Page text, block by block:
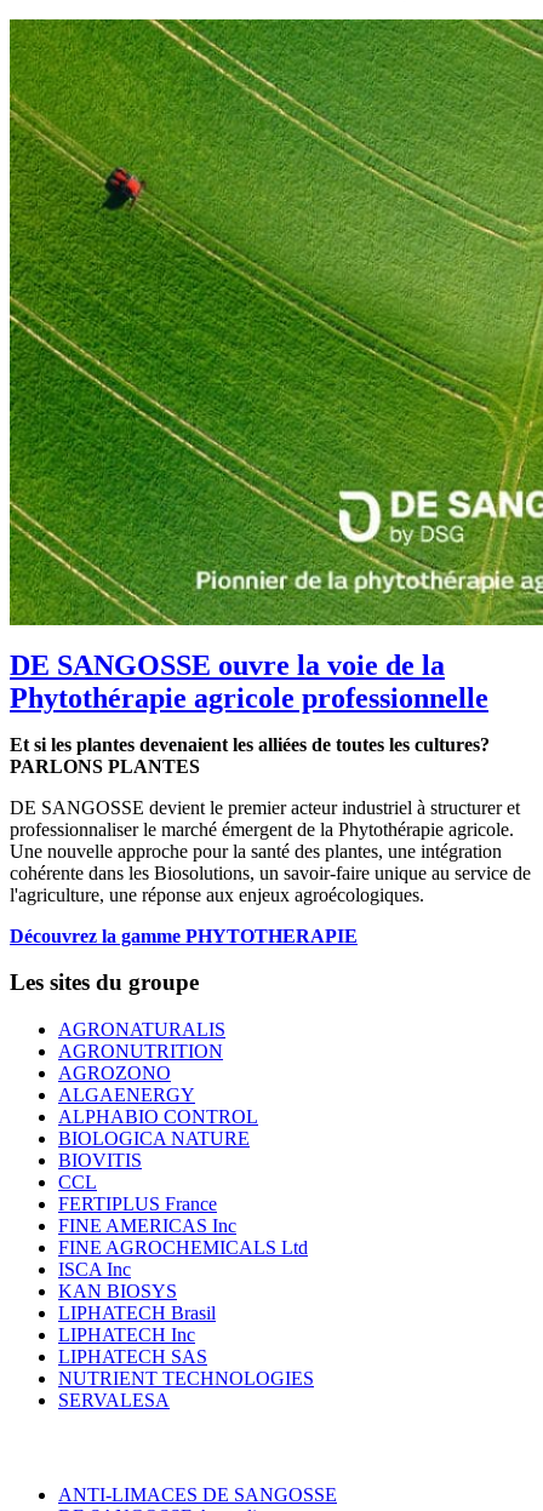
DE SANGOSSE ouvre la voie de la
Phytothérapie agricole professionnelle
Et si les plantes devenaient les alliées de toutes les cultures?
PARLONS PLANTES
DE SANGOSSE devient le premier acteur industriel à structurer et
professionnaliser le marché émergent de la Phytothérapie agricole.
Une nouvelle approche pour la santé des plantes, une intégration
cohérente dans les Biosolutions, un savoir-faire unique au service de
l'agriculture, une réponse aux enjeux agroécologiques.
Découvrez la gamme PHYTOTHERAPIE
Les sites du groupe
AGRONATURALIS
AGRONUTRITION
AGROZONO
ALGAENERGY
ALPHABIO CONTROL
BIOLOGICA NATURE
BIOVITIS
CCL
FERTIPLUS France
FINE AMERICAS Inc
FINE AGROCHEMICALS Ltd
ISCA Inc
KAN BIOSYS
LIPHATECH Brasil
LIPHATECH Inc
LIPHATECH SAS
NUTRIENT TECHNOLOGIES
SERVALESA
ANTI-LIMACES DE SANGOSSE